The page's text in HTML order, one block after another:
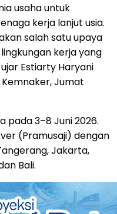
usaha untuk
kerja lanjut usia.
salah satu upaya
kerja yang
Estiarty Haryani
Jumat
pada 3–8 Juni 2026.
(Pramusaji) dengan
Jakarta,
Bali.